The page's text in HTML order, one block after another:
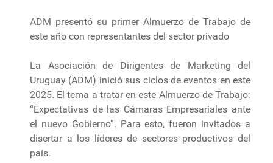
ADM presentó su primer Almuerzo de Trabajo de
este año con representantes del sector privado
La Asociación de Dirigentes de Marketing del
Uruguay (ADM) inició sus ciclos de eventos en este
2025. El tema a tratar en este Almuerzo de Trabajo:
“Expectativas de las Cámaras Empresariales ante
el nuevo Gobierno”. Para esto, fueron invitados a
disertar a los líderes de sectores productivos del
país.